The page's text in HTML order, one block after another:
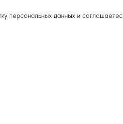
персональных данных и